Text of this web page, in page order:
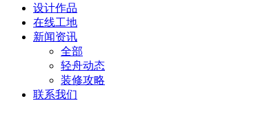
设计作品
在线工地
新闻资讯
全部
轻舟动态
装修攻略
联系我们